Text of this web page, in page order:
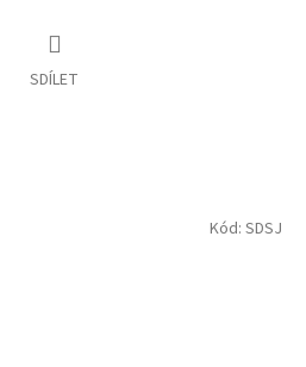
SDÍLET
Kód: SDSJ